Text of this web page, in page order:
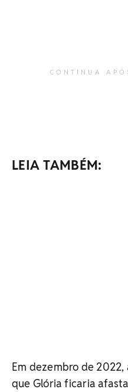
CONTINUA
LEIA TAMBÉM:
Em dezembro de
que Glória ficaria